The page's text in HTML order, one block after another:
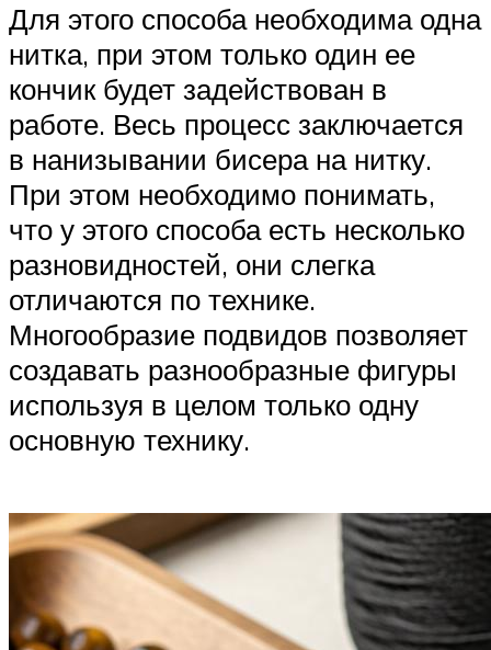
Для этого способа необходима одна
нитка, при этом только один ее
кончик будет задействован в
работе. Весь процесс заключается
в нанизывании бисера на нитку.
При этом необходимо понимать,
что у этого способа есть несколько
разновидностей, они слегка
отличаются по технике.
Многообразие подвидов позволяет
создавать разнообразные фигуры
используя в целом только одну
основную технику.